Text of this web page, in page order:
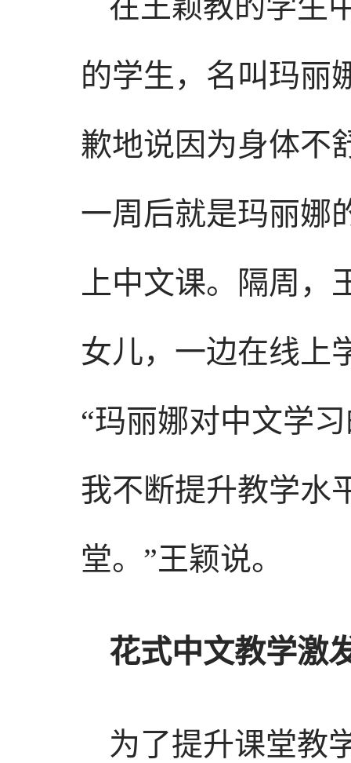
的学生，名叫玛丽
歉地说因为身体不
一周后就是玛丽娜
上中文课。隔周，
女儿，一边在线上
“玛丽娜对中文学
我不断提升教学水
堂。”王颖说。
花式中文教学激
为了提升课堂教